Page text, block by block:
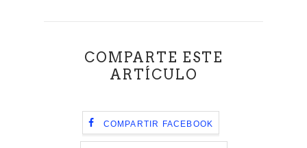
COMPARTE ESTE
ARTÍCULO
COMPARTIR FACEBOOK